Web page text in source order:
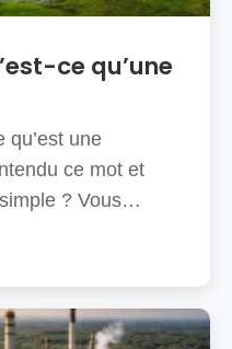
ce qu’une
qu’est une
ce mot et
? Vous…